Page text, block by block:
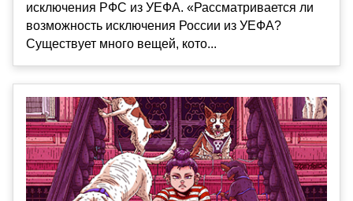
исключения РФС из УЕФА. «Рассматривается ли
возможность исключения России из УЕФА?
Существует много вещей, кото...